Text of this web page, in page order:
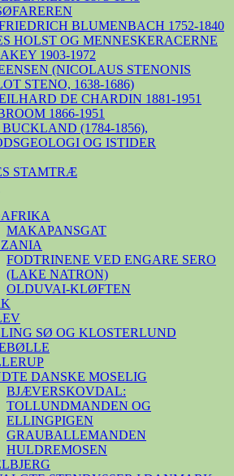
BLUMENBACH 1752-1840
HOLST OG MENNESKERACERNE
1903-1972
(NICOLAUS STENONIS
STENO, 1638-1686)
DE CHARDIN 1881-1951
1866-1951
(1784-1856),
OG ISTIDER
STAMTRÆ
MAKAPANSGAT
FODTRINENE VED ENGARE SERO
(LAKE NATRON)
OLDUVAI-KLØFTEN
SØ OG KLOSTERLUND
DANSKE MOSELIG
BJÆVERSKOVDAL:
TOLLUNDMANDEN OG
ELLINGPIGEN
GRAUBALLEMANDEN
HULDREMOSEN